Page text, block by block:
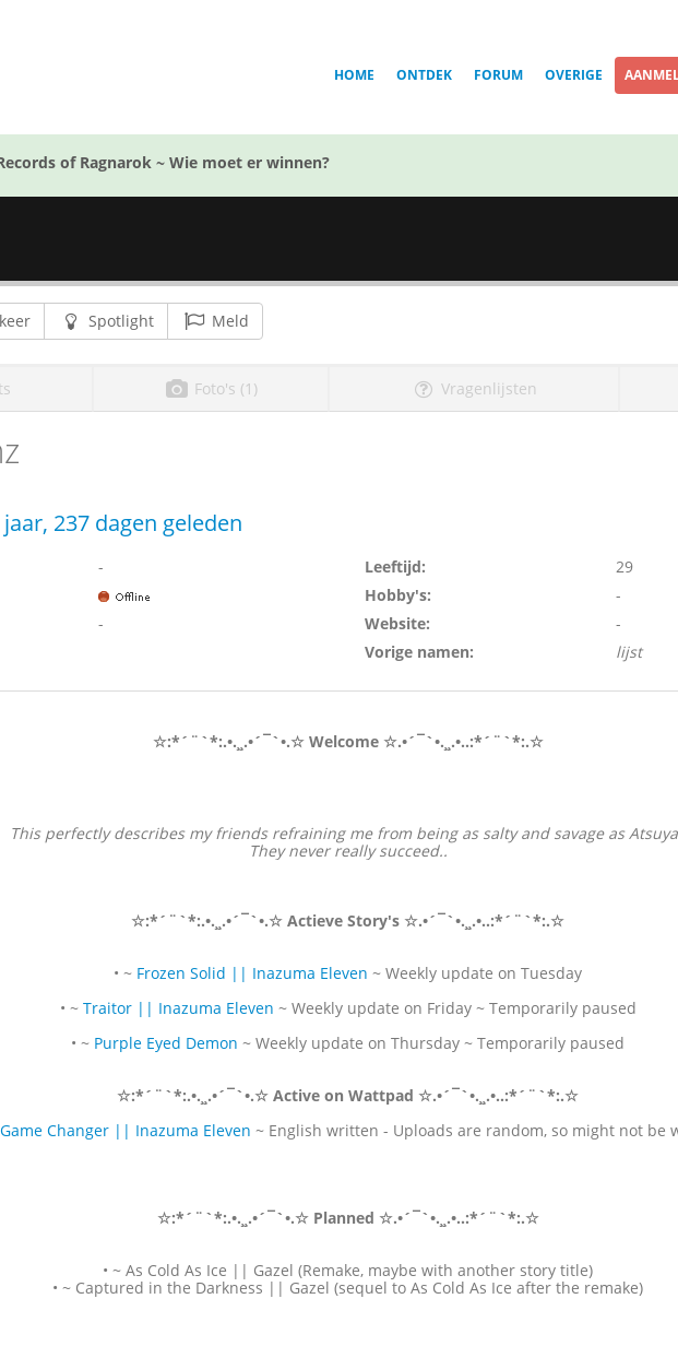
HOME ONTDEK FORUM OVERIGE
of Ragnarok ~ Wie moet er winnen?
Spotlight Meld
Foto's (1) Vragenlijsten
237 dagen geleden
-
-
Leeftijd:
29
Hobby's:
-
Website:
-
Vorige namen:
lijst
☆:*´¨`*:.•.¸¸.•´¯`•.☆ Welcome ☆.•´¯`•.¸¸.•..:*´¨`*:.☆
This perfectly describes my friends refraining me from being as salty and savage as
They never really succeed..
☆:*´¨`*:.•.¸¸.•´¯`•.☆ Actieve Story's ☆.•´¯`•.¸¸.•..:*´¨`*:.☆
• ~ Frozen Solid || Inazuma Eleven~ Weekly update on Tuesday
• ~ Traitor || Inazuma Eleven ~ Weekly update on Friday ~ Temporarily paused
• ~ Purple Eyed Demon~ Weekly update on Thursday ~ Temporarily paused
☆:*´¨`*:.•.¸¸.•´¯`•.☆ Active on Wattpad ☆.•´¯`•.¸¸.•..:*´¨`*:.☆
Game Changer || Inazuma Eleven ~ English written - Uploads are random, so might not be
☆:*´¨`*:.•.¸¸.•´¯`•.☆ Planned ☆.•´¯`•.¸¸.•..:*´¨`*:.☆
• ~ As Cold As Ice || Gazel (Remake, maybe with another story title)
• ~ Captured in the Darkness || Gazel (sequel to As Cold As Ice after the remake)